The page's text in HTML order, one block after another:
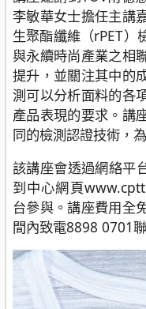
李敏華女士擔任主講
生聚酯纖維（rPET）
與永續時尚產業之相
提升，並關注其中的
測可以分析面料的各
產品表現的要求。講
同的檢測認證技術，
該講座會透過網絡平
到中心網頁
台參與。講座費用全
間內致電8898 0701